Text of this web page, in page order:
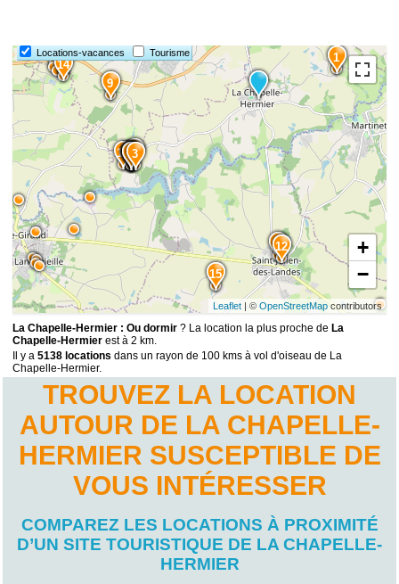
Locations-vacances Tourisme
15
14
13
12
11
10
9
8
7
6
5
43
2
1
2
1
+
−
Leaflet| © OpenStreetMapcontributors
La Chapelle-Hermier : Ou dormir ? La location la plus proche de La
Chapelle-Hermier est à 2 km.
Il y a5138 locations dans un rayon de 100 kms à vol d'oiseau de La
Chapelle-Hermier.
TROUVEZ LA LOCATION
AUTOUR DE LA CHAPELLE-
HERMIER SUSCEPTIBLE DE
VOUS INTÉRESSER
COMPAREZ LES LOCATIONS À PROXIMITÉ
D’UN SITE TOURISTIQUE DE LA CHAPELLE-
HERMIER